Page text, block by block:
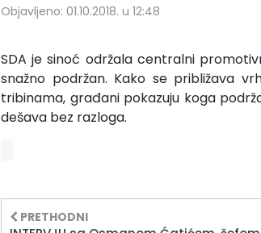
Objavljeno: 01.10.2018. u 12:48
SDA je sinoć održala centralni
snažno podržan. Kako se približava
tribinama, građani pokazuju koga
dešava bez razloga.
PRETHODNI